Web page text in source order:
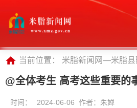
当前位置： 米脂新闻网—米脂县
@全体考生 高考这些重要的
时间： 2024-06-06 作者：朱婵